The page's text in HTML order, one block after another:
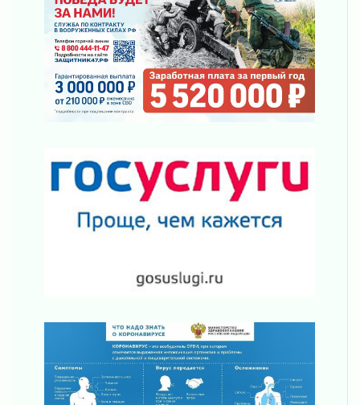
Строительные компании Ленобласти
подняли зарплаты почти на 40% за год
03 августа 2026
Шесть новых жизней в честь дня рождения
Ленинградской области
03 августа 2026
Ленобласть отмечает День Воздушно-
десантных войск
02 августа 2026
«Активное лето»
02 августа 2026
регионом и страной
02 августа 2026
ПСК через Гослуслуги напомнит жителям
Ленинградской области о неоплаченных
счетах
02 августа 2026